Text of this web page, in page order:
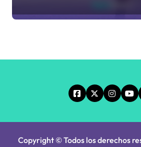
Copyright © Todos los derechos